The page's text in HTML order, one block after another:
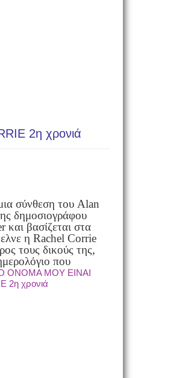
2η χρονιά
σύνθεση του Alan
δημοσιογράφου
βασίζεται στα
η Rachel Corrie
τους δικούς της,
που
ΟΝΟΜΑ ΜΟΥ ΕΙΝΑΙ
2η χρονιά